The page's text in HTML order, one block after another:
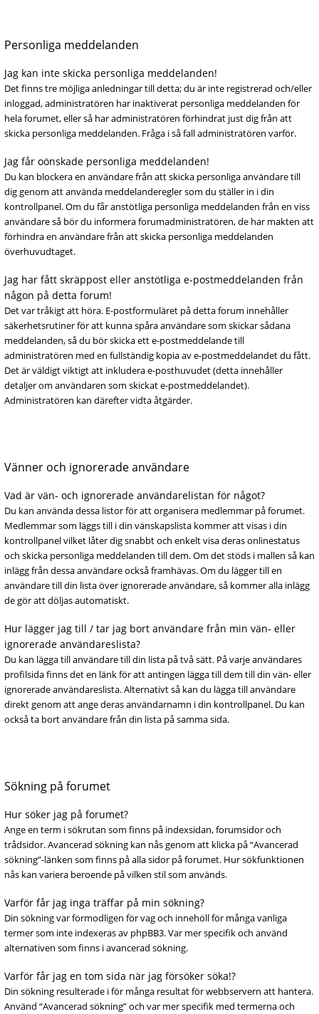
Personliga meddelanden
Jag kan inte skicka personliga meddelanden!
Det finns tre möjliga anledningar till detta; du är inte registrerad och/eller
inloggad, administratören har inaktiverat personliga meddelanden för
hela forumet, eller så har administratören förhindrat just dig från att
skicka personliga meddelanden. Fråga i så fall administratören varför.
Jag får oönskade personliga meddelanden!
Du kan blockera en användare från att skicka personliga användare till
dig genom att använda meddelanderegler som du ställer in i din
kontrollpanel. Om du får anstötliga personliga meddelanden från en viss
användare så bör du informera forumadministratören, de har makten att
förhindra en användare från att skicka personliga meddelanden
överhuvudtaget.
Jag har fått skräppost eller anstötliga e-postmeddelanden från
någon på detta forum!
Det var tråkigt att höra. E-postformuläret på detta forum innehåller
säkerhetsrutiner för att kunna spåra användare som skickar sådana
meddelanden, så du bör skicka ett e-postmeddelande till
administratören med en fullständig kopia av e-postmeddelandet du fått.
Det är väldigt viktigt att inkludera e-posthuvudet (detta innehåller
detaljer om användaren som skickat e-postmeddelandet).
Administratören kan därefter vidta åtgärder.
Vänner och ignorerade användare
Vad är vän- och ignorerade användarelistan för något?
Du kan använda dessa listor för att organisera medlemmar på forumet.
Medlemmar som läggs till i din vänskapslista kommer att visas i din
kontrollpanel vilket låter dig snabbt och enkelt visa deras onlinestatus
och skicka personliga meddelanden till dem. Om det stöds i mallen så kan
inlägg från dessa användare också framhävas. Om du lägger till en
användare till din lista över ignorerade användare, så kommer alla inlägg
de gör att döljas automatiskt.
Hur lägger jag till / tar jag bort användare från min vän- eller
ignorerade användareslista?
Du kan lägga till användare till din lista på två sätt. På varje användares
profilsida finns det en länk för att antingen lägga till dem till din vän- eller
ignorerade användareslista. Alternativt så kan du lägga till användare
direkt genom att ange deras användarnamn i din kontrollpanel. Du kan
också ta bort användare från din lista på samma sida.
Sökning på forumet
Hur söker jag på forumet?
Ange en term i sökrutan som finns på indexsidan, forumsidor och
trådsidor. Avancerad sökning kan nås genom att klicka på “Avancerad
sökning”-länken som finns på alla sidor på forumet. Hur sökfunktionen
nås kan variera beroende på vilken stil som används.
Varför får jag inga träffar på min sökning?
Din sökning var förmodligen för vag och innehöll för många vanliga
termer som inte indexeras av phpBB3. Var mer specifik och använd
alternativen som finns i avancerad sökning.
Varför får jag en tom sida när jag försöker söka!?
Din sökning resulterade i för många resultat för webbservern att hantera.
Använd “Avancerad sökning” och var mer specifik med termerna och